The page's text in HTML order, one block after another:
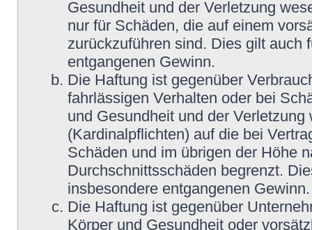
Gesundheit und der Verletzung
nur für Schäden, die auf einem
zurückzuführen sind. Dies gilt auch
entgangenen Gewinn.
Die Haftung ist gegenüber
fahrlässigen Verhalten oder bei
und Gesundheit und der
(Kardinalpflichten) auf die bei
Schäden und im übrigen der Höhe
Durchschnittsschäden begrenzt.
insbesondere entgangenen Gewinn.
Die Haftung ist gegenüber
Körper und Gesundheit oder